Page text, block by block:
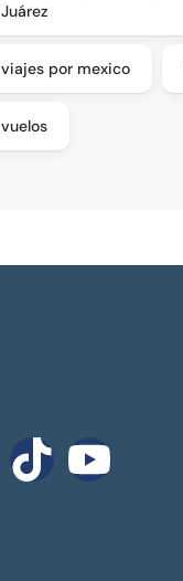
Juárez
viajes por mexico
vuelos